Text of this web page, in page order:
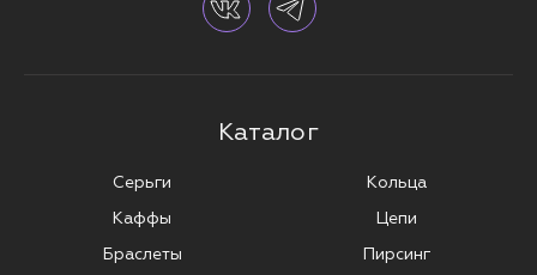
Каталог
Серьги
Каффы
Браслеты
Кольца
Цепи
Пирсинг